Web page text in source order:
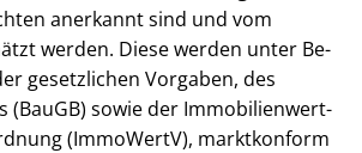
anerkannt sind und vom
werden. Diese werden unter Be­
gesetzlichen Vorgaben, des
(BauGB) sowie der Im­mo­bi­li­en­wert­
(ImmoWertV), marktkonform